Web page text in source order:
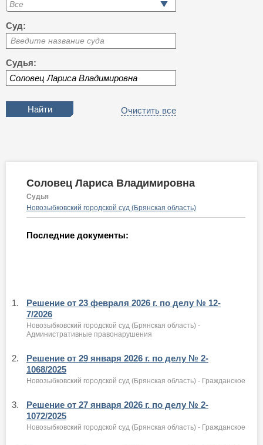
Суд:
Введите название суда
Судья:
Очистить все
Соловец Лариса Владимировна
Судья
Новозыбковский городской суд (Брянская область)
Последние документы:
1.
Решение от 23 февраля 2026 г. по делу № 12-
7/2026
Новозыбковский городской суд (Брянская область) -
Административные правонарушения
2.
Решение от 29 января 2026 г. по делу № 2-
1068/2025
Новозыбковский городской суд (Брянская область) - Гражданское
3.
Решение от 27 января 2026 г. по делу № 2-
1072/2025
Новозыбковский городской суд (Брянская область) - Гражданское